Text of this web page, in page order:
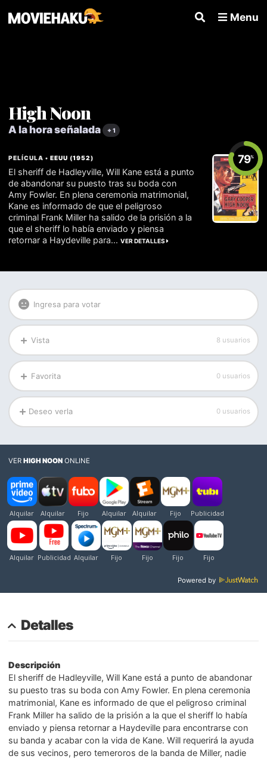
Menu
High Noon
A la hora señalada + 1
79%
PELÍCULA •EEUU (1952)
El sheriff de Hadleyville, Will Kane está a punto
de abandonar su puesto tras su boda con
Amy Fowler. En plena ceremonia matrimonial,
Kane es informado de que el peligroso
criminal Frank Miller ha salido de la prisión a la
que el sheriff lo había enviado y piensa
retornar a Haydeville para...VER DETALLES
Ingresa para votar
Vista 8 usuarios
Favorita 0 usuarios
Deseo verla 0 usuarios
VERHIGH NOON ONLINE
Powered by
Detalles
Descripción
El sheriff de Hadleyville, Will Kane está a punto de abandonar
su puesto tras su boda con Amy Fowler. En plena ceremonia
matrimonial, Kane es informado de que el peligroso criminal
Frank Miller ha salido de la prisión a la que el sheriff lo había
enviado y piensa retornar a Haydeville para encontrarse con
su banda y acabar con la vida de Kane. Will requerirá la ayuda
de sus vecinos, pero temeroros de la banda de Miller, nadie